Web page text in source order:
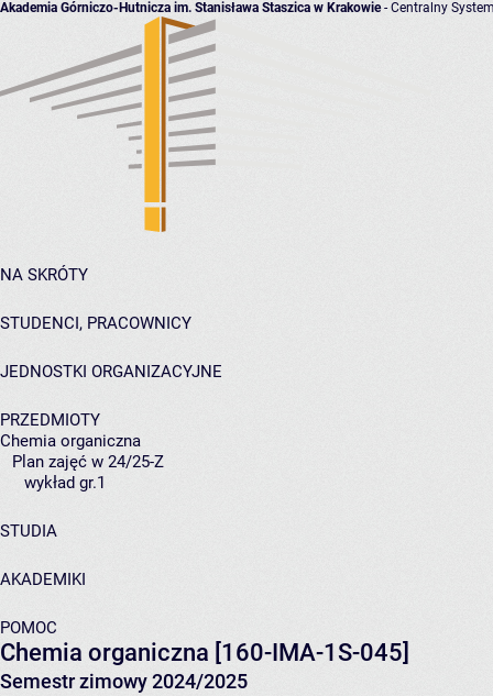
Akademia Górniczo-Hutnicza im. Stanisława Staszica w Krakowie- Centralny
NA SKRÓTY
STUDENCI, PRACOWNICY
JEDNOSTKI ORGANIZACYJNE
PRZEDMIOTY
Chemia organiczna
Plan zajęć w 24/25-Z
wykład gr.1
STUDIA
AKADEMIKI
POMOC
Chemia organiczna [160-IMA-1S-045]
Semestr zimowy 2024/2025